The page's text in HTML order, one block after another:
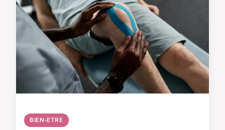
BIEN-ETRE